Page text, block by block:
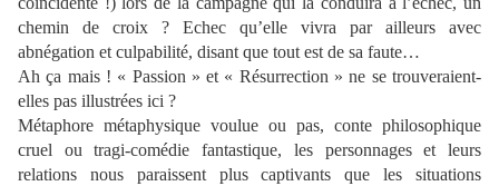
chemin de croix ? Echec qu’elle vivra par ailleurs avec
abnégation et culpabilité, disant que tout est de sa faute…
Ah ça mais ! « Passion » et « Résurrection » ne se trouveraient-
elles pas illustrées ici ?
Métaphore métaphysique voulue ou pas, conte philosophique
cruel ou tragi-comédie fantastique, les personnages et leurs
relations nous paraissent plus captivants que les situations